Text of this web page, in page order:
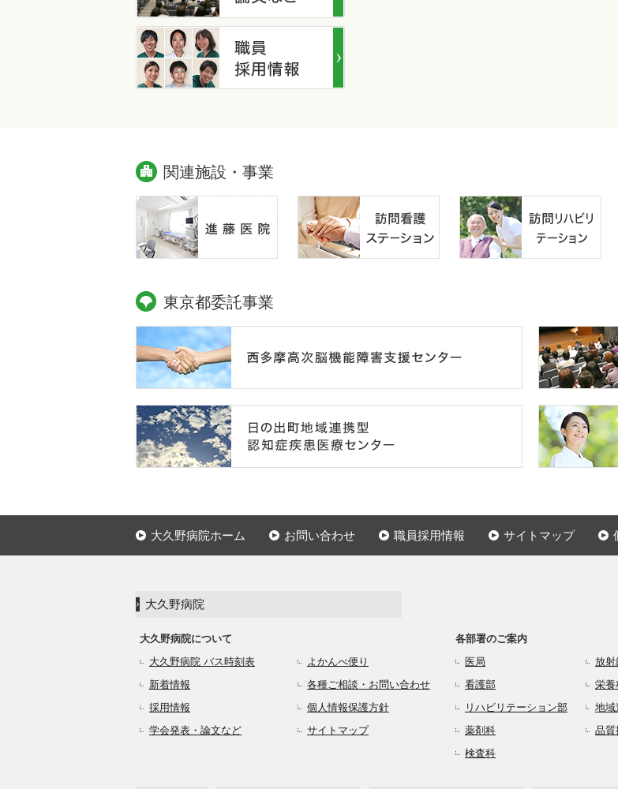
関連施設・事業
東京都委託事業
大久野病院ホーム お問い合わせ 職員採用情報 サイトマップ
大久野病院
大久野病院について
大久野病院 バス時刻表
よかんべ便り
新着情報
各種ご相談・お問い合わせ
採用情報
個人情報保護方針
学会発表・論文など
サイトマップ
各部署のご案内
医局
放射
看護部
栄養
リハビリテーション部
地域
薬剤科
品質
検査科